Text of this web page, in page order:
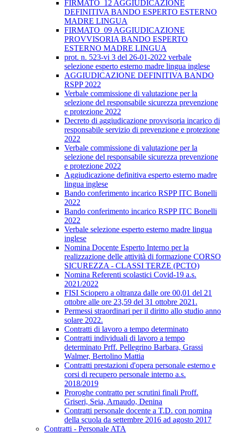
FIRMATO_12 AGGIUDICAZIONE
DEFINITIVA BANDO ESPERTO ESTERNO
MADRE LINGUA
FIRMATO_09 AGGIUDICAZIONE
PROVVISORIA BANDO ESPERTO
ESTERNO MADRE LINGUA
prot. n. 523-vi 3 del 26-01-2022 verbale
selezione esperto esterno madre lingua inglese
AGGIUDICAZIONE DEFINITIVA BANDO
RSPP 2022
Verbale commissione di valutazione per la
selezione del responsabile sicurezza prevenzione
e protezione 2022
Decreto di aggiudicazione provvisoria incarico di
responsabile servizio di prevenzione e protezione
2022
Verbale commissione di valutazione per la
selezione del responsabile sicurezza prevenzione
e protezione 2022
Aggiudicazione definitiva esperto esterno madre
lingua inglese
Bando conferimento incarico RSPP ITC Bonelli
2022
Bando conferimento incarico RSPP ITC Bonelli
2022
Verbale selezione esperto esterno madre lingua
inglese
Nomina Docente Esperto Interno per la
realizzazione delle attività di formazione CORSO
SICUREZZA - CLASSI TERZE (PCTO)
Nomina Referenti scolastici Covid-19 a.s.
2021/2022
FISI Sciopero a oltranza dalle ore 00,01 del 21
ottobre alle ore 23,59 del 31 ottobre 2021.
Permessi straordinari per il diritto allo studio anno
solare 2022.
Contratti di lavoro a tempo determinato
Contratti individuali di lavoro a tempo
determinato Prff. Pellegrino Barbara, Grassi
Walmer, Bertolino Mattia
Contratti prestazioni d'opera personale esterno e
corsi di recupero personale interno a.s.
2018/2019
Proroghe contratto per scrutini finali Proff.
Griseri, Seia, Arnaudo, Denina
Contratti personale docente a T.D. con nomina
della scuola da settembre 2016 ad agosto 2017
Contratti - Personale ATA